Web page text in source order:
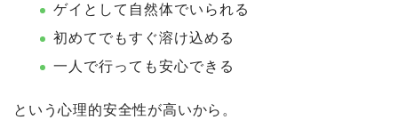
ゲイとして自然体でいられる
初めてでもすぐ溶け込める
一人で行っても安心できる
という心理的安全性が高いから。